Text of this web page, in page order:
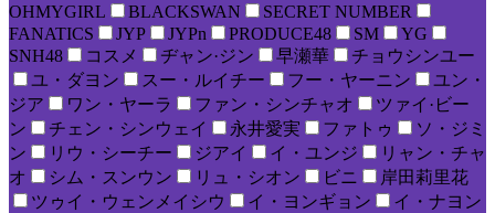
OHMYGIRL
BLACKSWAN
SECRET NUMBER
FANATICS
JYP JYPn PRODUCE48 SM
YG
SNH48
コスメ ヂャン·ジン 早瀬華
チョウシンユー
ユ・ダヨン
スー・ルイチー フー・ヤーニン
ユン・
ジア
ワン・ヤーラ ファン・シンチャオ
ツァイ·ビー
ン
チェン・シンウェイ 永井愛実 ファトゥ
ソ・ジミ
ン
リウ・シーチー ジアイ イ・ユンジ
リャン・チャ
オ
シム・スンウン リュ・シオン ビニ
岸田莉里花
ツゥイ・ウェンメイシウ
イ・ヨンギョン
イ・ナヨン